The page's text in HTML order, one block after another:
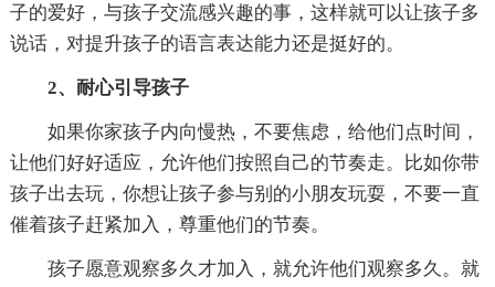
子的爱好，与孩子交流感兴趣的事，这样就可以让孩子多
说话，对提升孩子的语言表达能力还是挺好的。
2、耐心引导孩子
如果你家孩子内向慢热，不要焦虑，给他们点时间，
让他们好好适应，允许他们按照自己的节奏走。比如你带
孩子出去玩，你想让孩子参与别的小朋友玩耍，不要一直
催着孩子赶紧加入，尊重他们的节奏。
孩子愿意观察多久才加入，就允许他们观察多久。就